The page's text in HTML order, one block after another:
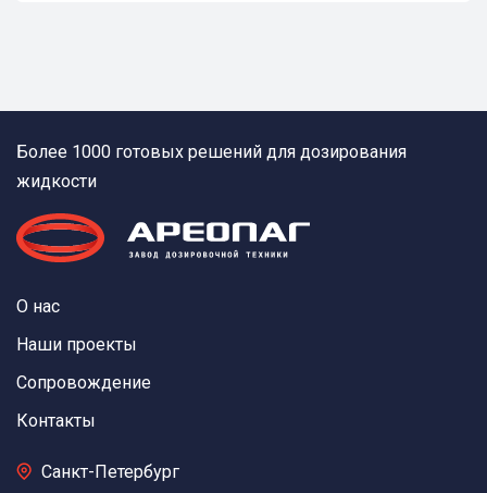
Более 1000 готовых решений для дозирования
жидкости
О нас
Наши проекты
Сопровождение
Контакты
Санкт-Петербург